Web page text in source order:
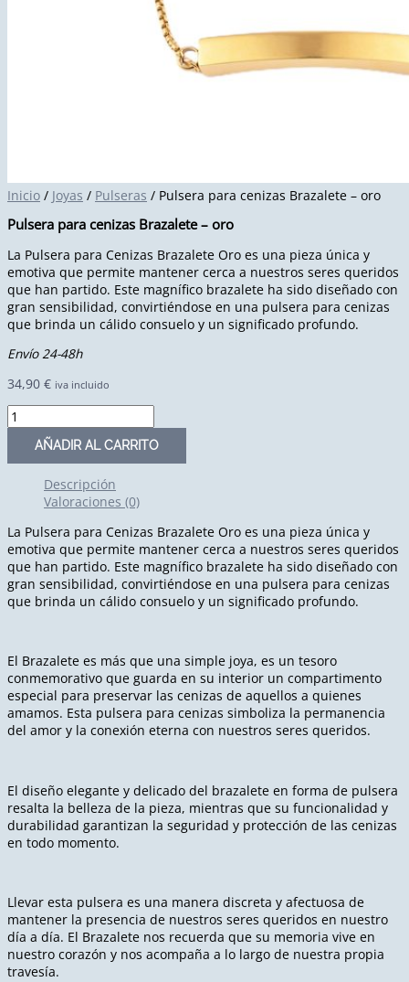
Inicio / Joyas / Pulseras / Pulsera para cenizas Brazalete – oro
Pulsera para cenizas Brazalete – oro
La Pulsera para Cenizas Brazalete Oro es una pieza única y
emotiva que permite mantener cerca a nuestros seres queridos
que han partido. Este magnífico brazalete ha sido diseñado con
gran sensibilidad, convirtiéndose en una pulsera para cenizas
que brinda un cálido consuelo y un significado profundo.
Envío 24-48h
34,90 € iva incluido
AÑADIR AL CARRITO
Descripción
Valoraciones (0)
La Pulsera para Cenizas Brazalete Oro es una pieza única y
emotiva que permite mantener cerca a nuestros seres queridos
que han partido. Este magnífico brazalete ha sido diseñado con
gran sensibilidad, convirtiéndose en una pulsera para cenizas
que brinda un cálido consuelo y un significado profundo.
El Brazalete es más que una simple joya, es un tesoro
conmemorativo que guarda en su interior un compartimento
especial para preservar las cenizas de aquellos a quienes
amamos. Esta pulsera para cenizas simboliza la permanencia
del amor y la conexión eterna con nuestros seres queridos.
El diseño elegante y delicado del brazalete en forma de pulsera
resalta la belleza de la pieza, mientras que su funcionalidad y
durabilidad garantizan la seguridad y protección de las cenizas
en todo momento.
Llevar esta pulsera es una manera discreta y afectuosa de
mantener la presencia de nuestros seres queridos en nuestro
día a día. El Brazalete nos recuerda que su memoria vive en
nuestro corazón y nos acompaña a lo largo de nuestra propia
travesía.